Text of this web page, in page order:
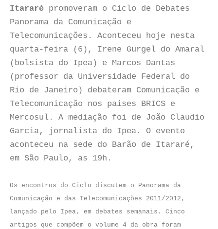
Itararé promoveram o Ciclo de Debates
Panorama da Comunicação e
Telecomunicações. Aconteceu hoje nesta
quarta-feira (6), Irene Gurgel do Amaral
(bolsista do Ipea) e Marcos Dantas
(professor da Universidade Federal do
Rio de Janeiro) debateram Comunicação e
Telecomunicação nos países BRICS e
Mercosul. A mediação foi de João Claudio
Garcia, jornalista do Ipea. O evento
aconteceu na sede do Barão de Itararé,
em São Paulo, as 19h.
Os encontros do Ciclo discutem o Panorama da
Comunicação e das Telecomunicações 2011/2012,
lançado pelo Ipea, em debates semanais. Cinco
artigos que compõem o volume 4 da obra foram